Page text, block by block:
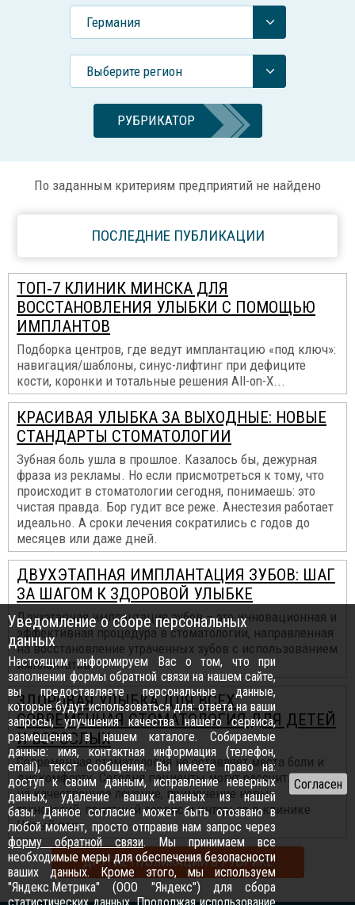
Германия
Выберите регион
РУБРИКАТОР
По заданным критериям предприятий не найдено
ПОСЛЕДНИЕ ПУБЛИКАЦИИ
ТОП‑7 КЛИНИК МИНСКА ДЛЯ
ВОССТАНОВЛЕНИЯ УЛЫБКИ С ПОМОЩЬЮ
ИМПЛАНТОВ
Подборка центров, где ведут имплантацию «под ключ»:
навигация/шаблоны, синус-лифтинг при дефиците
кости, коронки и тотальные решения All-on-X...
КРАСИВАЯ УЛЫБКА ЗА ВЫХОДНЫЕ: НОВЫЕ
СТАНДАРТЫ СТОМАТОЛОГИИ
Зубная боль ушла в прошлое. Казалось бы, дежурная
фраза из рекламы. Но если присмотреться к тому, что
происходит в стоматологии сегодня, понимаешь: это
чистая правда. Бор гудит все реже. Анестезия работает
идеально. А сроки лечения сократились с годов до
месяцев или даже дней.
ДВУХЭТАПНАЯ ИМПЛАНТАЦИЯ ЗУБОВ: ШАГ
ЗА ШАГОМ К ЗДОРОВОЙ УЛЫБКЕ
Двухэтапная имплантация зубов – это инновационная и
эффективная процедура в стоматологии, направленная
на восстановление утраченных зубов с использованием
имплантатов...
ЗДОРОВАЯ УЛЫБКА ДЛЯ ВСЕХ:
СОВРЕМЕННАЯ СТОМАТОЛОГИЯ ДЛЯ ДЕТЕЙ
И ВЗРОСЛЫХ
Современная стоматология не оставляет места боли и
дискомфорту. Сегодня пациенты могут рассчитывать
на качественное лечение, применение новых
технологий, приятный сервис и интерьер в клинике
Новый век.
ДРУГИЕ ПУБЛИКАЦИИ В РУБРИКЕ
Уведомление о сборе персональных
данных
Настоящим информируем Вас о том, что при
заполнении формы обратной связи на нашем сайте,
вы предоставляете персональные данные,
которые будут использоваться для: ответа на ваши
запросы, улучшения качества нашего сервиса,
размещения в нашем каталоге. Собираемые
данные: имя, контактная информация (телефон,
email), текст сообщения. Вы имеете право на:
доступ к своим данным, исправление неверных
данных, удаление ваших данных из нашей
базы. Данное согласие может быть отозвано в
любой момент, просто отправив нам запрос через
форму обратной связи. Мы принимаем все
необходимые меры для обеспечения безопасности
ваших данных. Кроме этого, мы используем
"Яндекс.Метрика" (ООО "Яндекс") для сбора